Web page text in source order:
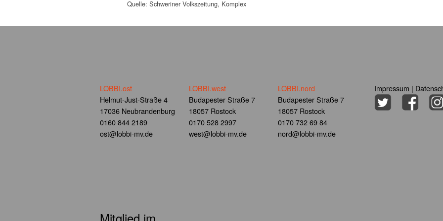
Quelle: Schweriner Volkszeitung, Komplex
LOBBI.ost
Helmut-Just-Straße 4
17036 Neubrandenburg
0160 844 2189
ost@lobbi-mv.de
LOBBI.west
Budapester Straße 7
18057 Rostock
0170 528 2997
west@lobbi-mv.de
LOBBI.nord
Budapester Straße 7
18057 Rostock
0170 732 69 84
nord@lobbi-mv.de
Impressum |